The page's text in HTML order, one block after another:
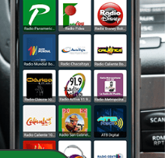
Motivación